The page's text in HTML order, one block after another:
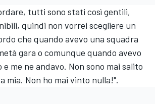
tutti sono stati così gentili,
quindi non vorrei scegliere un
che quando avevo una squadra
gara o comunque quando avevo
me ne andavo. Non sono mai salito
mia. Non ho mai vinto nulla!".